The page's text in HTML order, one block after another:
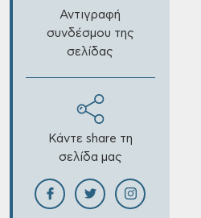
Αντιγραφή
συνδέσμου της
σελίδας
Κάντε share τη
σελίδα μας